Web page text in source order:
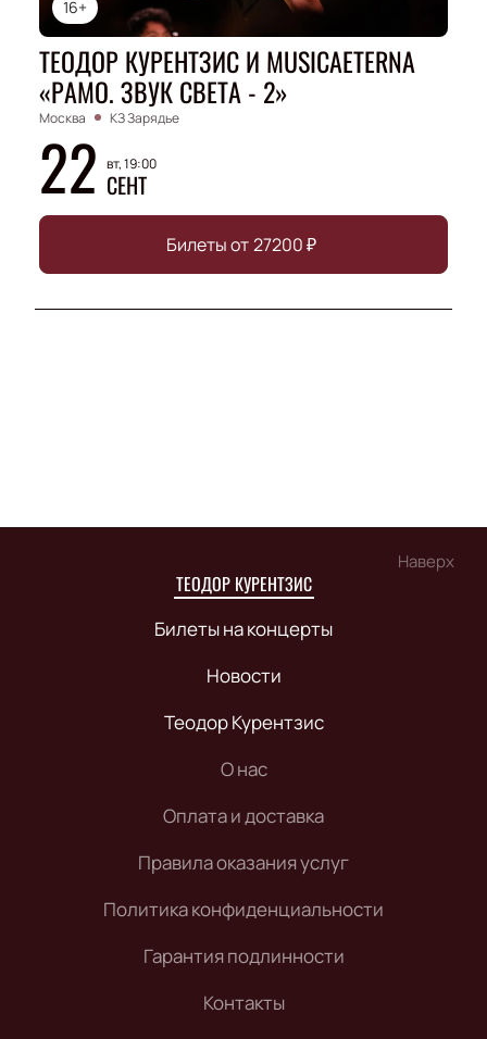
16+
ТЕОДОР КУРЕНТЗИС И MUSICAETERNA
«РАМО. ЗВУК СВЕТА - 2»
Москва КЗ Зарядье
22 вт, 19:00
СЕНТ
Билеты от27200₽
Наверх
ТЕОДОР КУРЕНТЗИС
Билеты на концерты
Новости
Теодор Курентзис
О нас
Оплата и доставка
Правила оказания услуг
Политика конфиденциальности
Гарантия подлинности
Контакты